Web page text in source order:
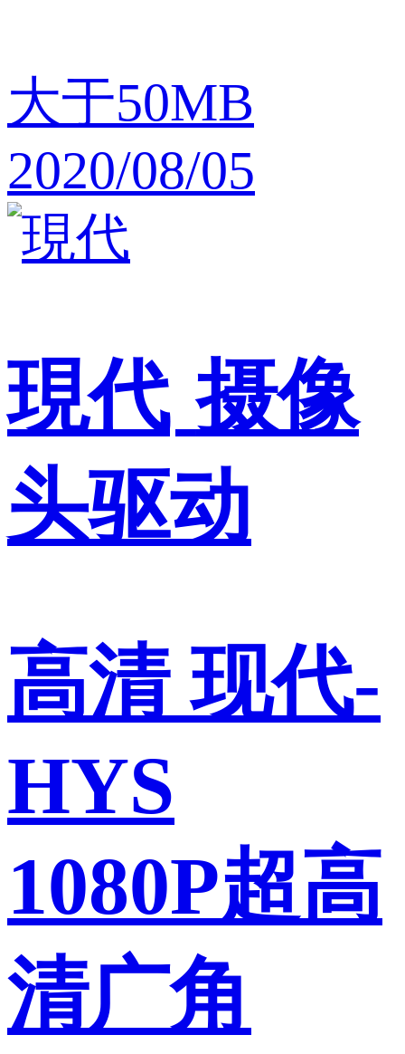
大于50MB
2020/08/05
現代 摄像
头驱动
高清 现代-
HYS
1080P超高
清广角